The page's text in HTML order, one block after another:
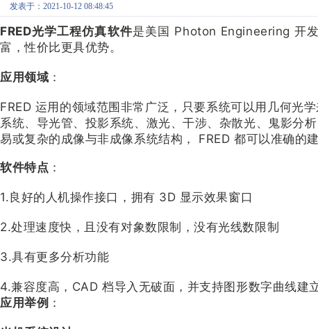
发表于：2021-10-12 08:48:45
FRED光学工程仿真软件是美国 Photon Engineering 开
富，性价比更具优势。
应用领域 ：
FRED 运用的领域范围非常广泛，只要系统可以用几何光
系统、导光管、投影系统、激光、干涉、杂散光、鬼影分
易或复杂的成像与非成像系统结构， FRED 都可以准确的建
软件特点 ：
1.良好的人机操作接口，拥有 3D 显示效果窗口
2.处理速度快，且没有对象数限制，没有光线数限制
3.具有更多分析功能
4.兼容度高，CAD 档导入无破面，并支持图形数字曲线建
应用举例 ：